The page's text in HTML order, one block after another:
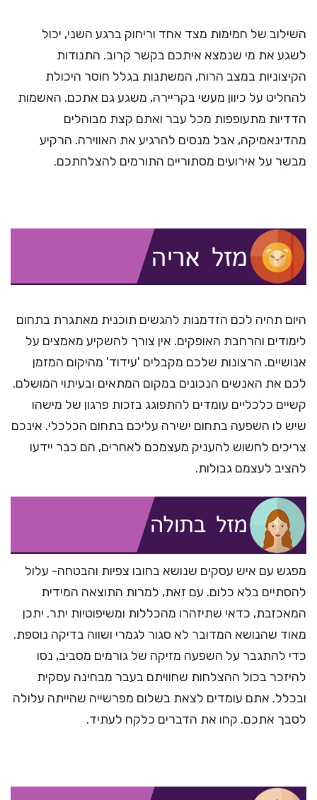
השילוב של חמימות מצד אחד וריחוק ברגע השני, יכול
לשגע את מי שנמצא איתכם בקשר קרוב. התנודות
הקיצוניות במצב הרוח, המשתנות בגלל חוסר היכולת
להחליט על כיוון מעשי בקריירה, משגע גם אתכם. האשמות
הדדיות מתעופפות מכל עבר ואתם קצת מבוהלים
מהדינאמיקה, אבל מנסים להרגיע את האווירה. הרקיע
מבשר על אירועים מסתוריים התורמים להצלחתכם.
היום תהיה לכם הזדמנות להגשים תוכנית מאתגרת בתחום
לימודים והרחבת האופקים. אין צורך להשקיע מאמצים על
אנושיים. הרצונות שלכם מקבלים 'עידוד' מהיקום המזמן
לכם את האנשים הנכונים במקום המתאים ובעיתוי המושלם.
קשיים כלכליים עומדים להתפוגג בזכות פרגון של מישהו
שיש לו השפעה בתחום ישירה עליכם בתחום הכלכלי. אינכם
צריכים לחשוש להעניק מעצמכם לאחרים, הם כבר יידעו
להציב לעצמם גבולות.
מפגש עם איש עסקים שנושא בחובו צפיות והבטחה- עלול
להסתיים בלא כלום. עם זאת, למרות התוצאה המידית
המאכזבת, כדאי שתיזהרו מהכללות ומשיפוטיות יתר. יתכן
מאוד שהנושא המדובר לא סגור לגמרי ושווה בדיקה נוספת.
כדי להתגבר על השפעה מזיקה של גורמים מסביב, נסו
להיזכר בכול ההצלחות שחוויתם בעבר מבחינה עסקית
ובכלל. אתם עומדים לצאת בשלום מפרשייה שהייתה עלולה
לסבך אתכם. קחו את הדברים כלקח לעתיד.